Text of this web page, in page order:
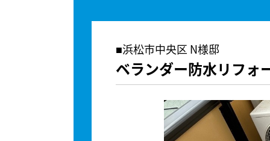
浜松市中央区 N様邸
ベランダー防水リフォ